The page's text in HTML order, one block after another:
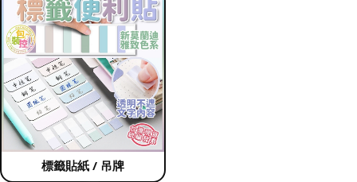
標籤貼紙 / 吊牌